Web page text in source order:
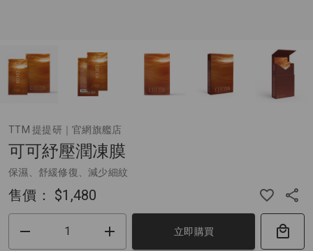
TTM 提提研｜官網旗艦店
可可紓壓潤凍膜
保濕、舒緩修復、減少細紋
售價： $1,480
立即購買